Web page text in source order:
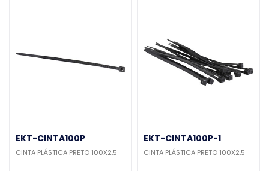
EKT-CINTA100P
CINTA PLÁSTICA PRETO 100X2,5
EKT-CINTA100P-1
CINTA PLÁSTICA PRETO 100X2,5